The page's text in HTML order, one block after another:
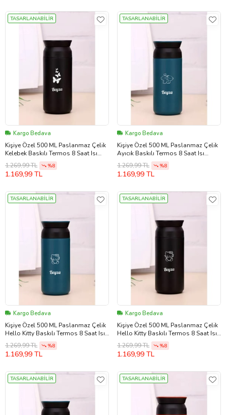
TASARLANABİLİR
Kargo Bedava
Kişiye Özel 500 ML Paslanmaz Çelik
Kelebek Baskılı Termos 8 Saat Isı
Koruma Kahve ve Çay Termosu
(Siyah)
1.269,99 TL %8
1.169,99 TL
TASARLANABİLİR
Kargo Bedava
Kişiye Özel 500 ML Paslanmaz Çelik
Ayıcık Baskılı Termos 8 Saat Isı
Koruma Kahve ve Çay Termosu
(Mavi)
1.269,99 TL %8
1.169,99 TL
TASARLANABİLİR
Kargo Bedava
Kişiye Özel 500 ML Paslanmaz Çelik
Hello Kitty Baskılı Termos 8 Saat Isı
Koruma Kahve ve Çay Termosu
(Mavi)
1.269,99 TL %8
1.169,99 TL
TASARLANABİLİR
Kargo Bedava
Kişiye Özel 500 ML Paslanmaz Çelik
Hello Kitty Baskılı Termos 8 Saat Isı
Koruma Kahve ve Çay Termosu
(Siyah)
1.269,99 TL %8
1.169,99 TL
TASARLANABİLİR TASARLANABİLİR